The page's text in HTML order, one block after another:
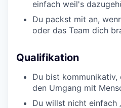
einfach weil's
Du packst mit an,
oder das Team dich
Qualifikation
Du bist
den Umgang mit
Du willst nicht einfach